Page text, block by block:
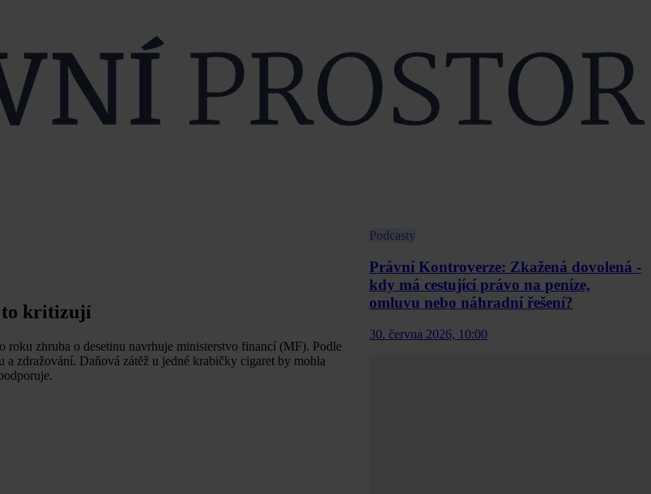
to kritizují
zhruba o desetinu navrhuje ministerstvo financí (MF). Podle
zdražování. Daňová zátěž u jedné krabičky cigaret by mohla
Podcasty
Právní Kontroverze: Zkažená dovolená -
kdy má cestující právo na peníze,
omluvu nebo náhradní řešení?
30. června 2026, 10:00